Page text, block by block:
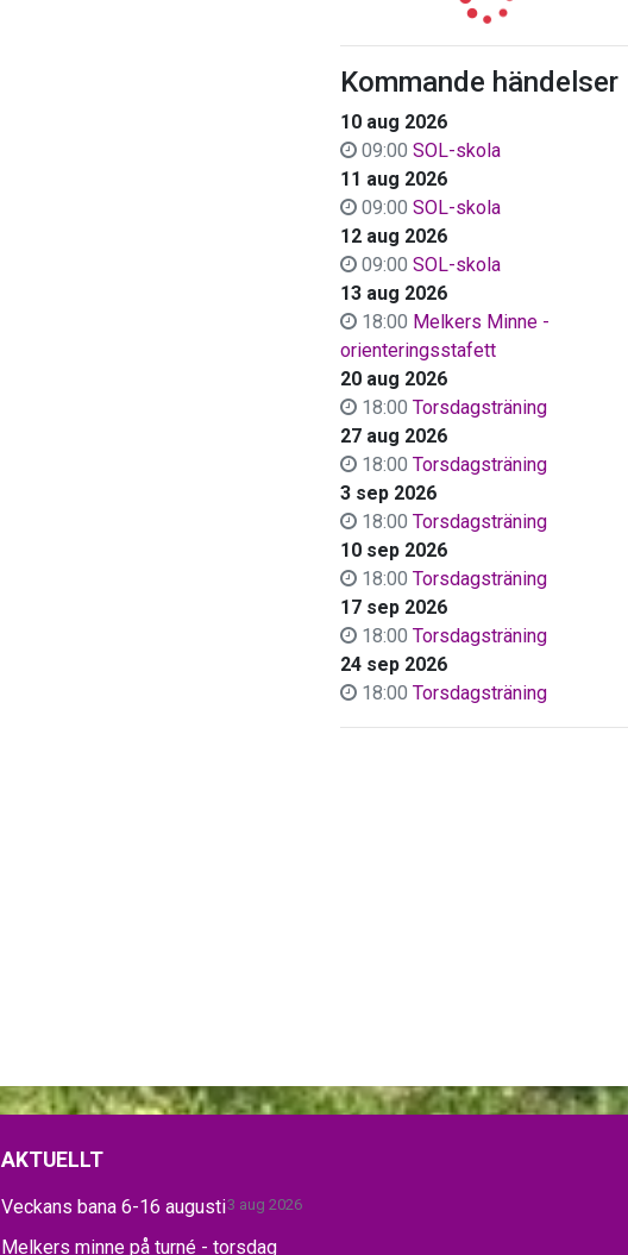
Kommande händelser
10 aug 2026
09:00 SOL-skola
11 aug 2026
09:00 SOL-skola
12 aug 2026
09:00 SOL-skola
13 aug 2026
18:00 Melkers Minne -
orienteringsstafett
20 aug 2026
18:00 Torsdagsträning
27 aug 2026
18:00 Torsdagsträning
3 sep 2026
18:00 Torsdagsträning
10 sep 2026
18:00 Torsdagsträning
17 sep 2026
18:00 Torsdagsträning
24 sep 2026
18:00 Torsdagsträning
AKTUELLT
Veckans bana 6-16 augusti3 aug 2026
Melkers minne på turné - torsdag